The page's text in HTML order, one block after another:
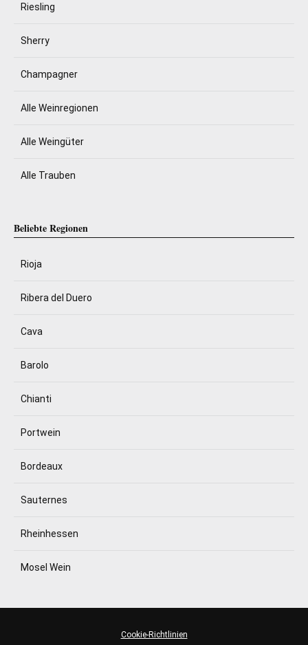
Riesling
Sherry
Champagner
Alle Weinregionen
Alle Weingüter
Alle Trauben
Beliebte Regionen
Rioja
Ribera del Duero
Cava
Barolo
Chianti
Portwein
Bordeaux
Sauternes
Rheinhessen
Mosel Wein
Cookie-Richtlinien